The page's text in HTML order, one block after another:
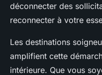
déconnecter des
reconnecter à votre
Les destinations
amplifient cette
intérieure. Que vous